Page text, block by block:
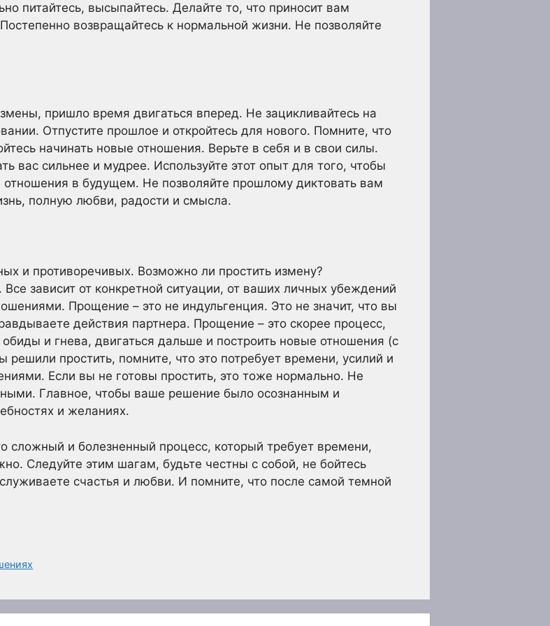
питайтесь, высыпайтесь. Делайте то, что приносит вам
возвращайтесь к нормальной жизни. Не позволяйте
пришло время двигаться вперед. Не зацикливайтесь на
Отпустите прошлое и откройтесь для нового. Помните, что
начинать новые отношения. Верьте в себя и в свои силы.
вас сильнее и мудрее. Используйте этот опыт для того, чтобы
отношения в будущем. Не позволяйте прошлому диктовать вам
полную любви, радости и смысла.
и противоречивых. Возможно ли простить измену?
Все зависит от конкретной ситуации, от ваших личных убеждений
Прощение – это не индульгенция. Это не значит, что вы
действия партнера. Прощение – это скорее процесс,
и гнева, двигаться дальше и построить новые отношения (с
простить, помните, что это потребует времени, усилий и
Если вы не готовы простить, это тоже нормально. Не
Главное, чтобы ваше решение было осознанным и
и желаниях.
сложный и болезненный процесс, который требует времени,
Следуйте этим шагам, будьте честны с собой, не бойтесь
счастья и любви. И помните, что после самой темной